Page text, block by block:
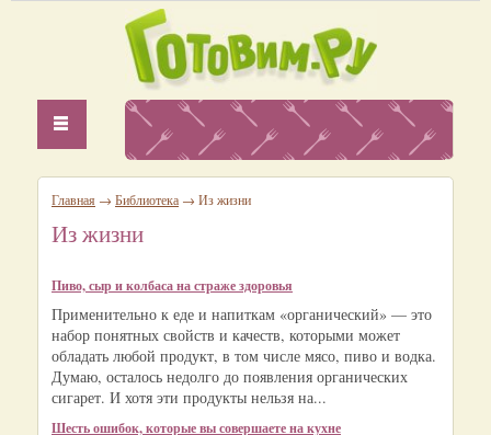
Главная → Библиотека → Из жизни
Из жизни
Пиво, сыр и колбаса на страже здоровья
Применительно к еде и напиткам «органический» — это
набор понятных свойств и качеств, которыми может
обладать любой продукт, в том числе мясо, пиво и водка.
Думаю, осталось недолго до появления органических
сигарет. И хотя эти продукты нельзя на...
Шесть ошибок, которые вы совершаете на кухне